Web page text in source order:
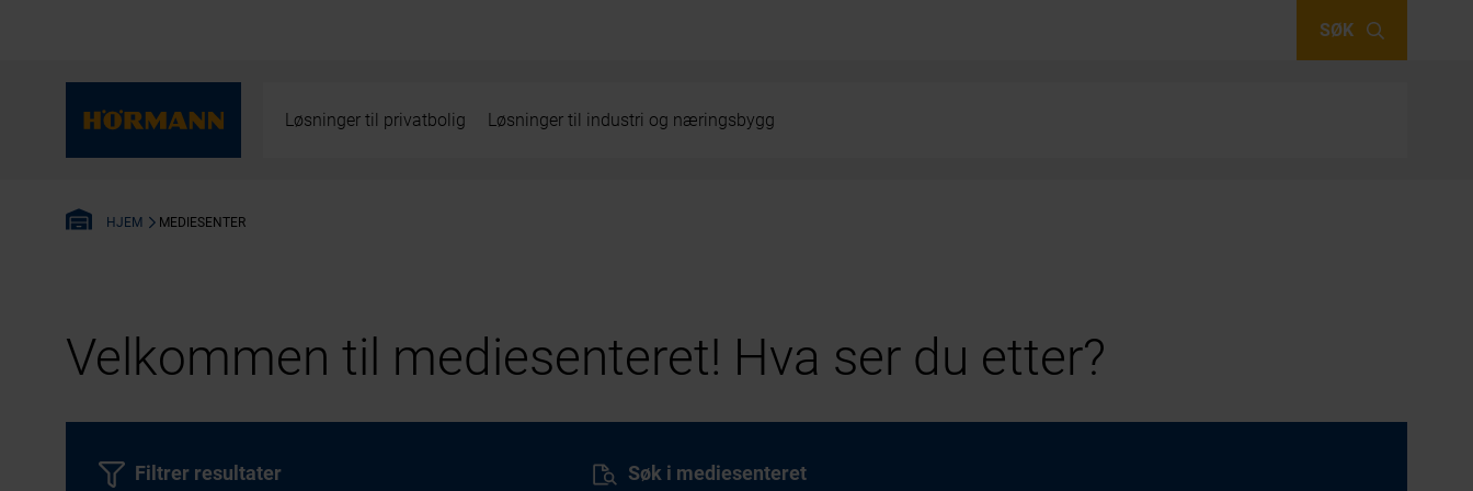
SØK
Løsninger til privatbolig Løsninger til industri og næringsbygg
HJEM MEDIESENTER
Velkommen til mediesenteret! Hva ser du etter?
Søk i mediesenteret
Filtrer resultater